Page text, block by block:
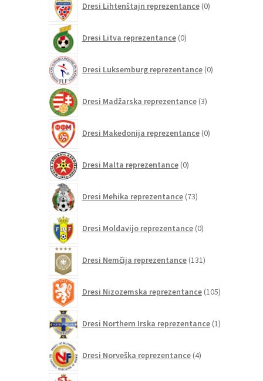
Dresi Lihtenštajn reprezentance 0izdelkov
Dresi Litva reprezentance 0izdelkov
Dresi Luksemburg reprezentance 0izdelkov
Dresi Madžarska reprezentance 3izdelki
Dresi Makedonija reprezentance 0izdelkov
Dresi Malta reprezentance 0izdelkov
Dresi Mehika reprezentance 73izdelkov
Dresi Moldavijo reprezentance 0izdelkov
Dresi Nemčija reprezentance 131izdelkov
Dresi Nizozemska reprezentance 105izdelkov
Dresi Northern Irska reprezentance 1izdelek
Dresi Norveška reprezentance 4izdelki